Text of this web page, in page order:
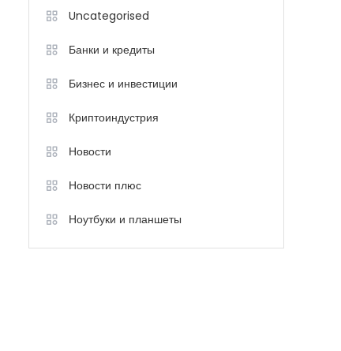
Uncategorised
Банки и кредиты
Бизнес и инвестиции
Криптоиндустрия
Новости
Новости плюс
Ноутбуки и планшеты